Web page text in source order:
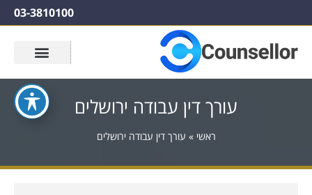
03-3810100
עורך דין עבודה ירושלים
ראשי » עורך דין עבודה ירושלים